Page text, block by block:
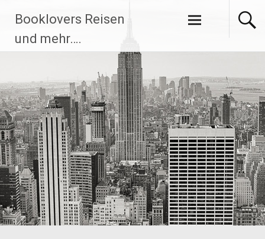
Inhalt
springen
Booklovers Reisen
und mehr….